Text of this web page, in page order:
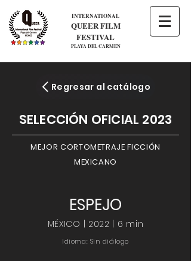
INTERNATIONAL
QUEER FILM
FESTIVAL
PLAYA DEL CARMEN
Regresar al catálogo
SELECCIÓN OFICIAL 2023
MEJOR CORTOMETRAJE FICCIÓN
MEXICANO
ESPEJO
MÉXICO | 2022 | 6 min
Idioma: Sin diálogo